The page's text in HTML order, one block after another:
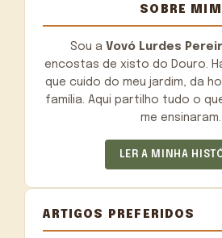
SOBRE MIM
Sou a Vovó Lurdes
encostas de xisto do Douro.
que cuido do meu jardim, da
família. Aqui partilho tudo o
me ensinaram.
LER A MINHA
ARTIGOS PREFERIDOS